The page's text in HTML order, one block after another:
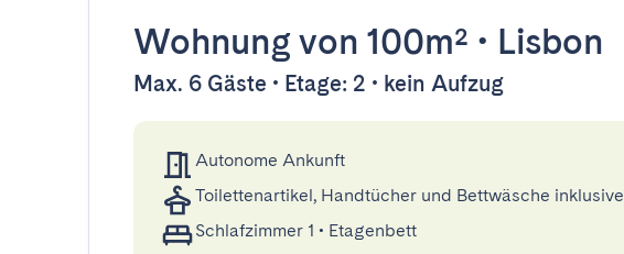
Wohnungvon 100m² • Lisbon
Max. 6 Gäste • Etage: 2 • kein Aufzug
Autonome Ankunft
Toilettenartikel, Handtücher und Bettwäsche inklusive
Schlafzimmer 1 • Etagenbett